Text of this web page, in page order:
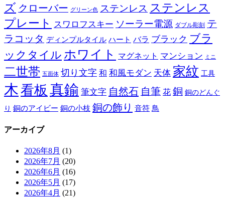
ズ クローバー グリーン色 ステンレス ステンレス
プレート スワロフスキー ソーラー電源 ダブル彫刻 テ
ラコッタ ディンプルタイル ハート バラ ブラック ブラ
ックタイル ホワイト マグネット マンション ミニ
二世帯 五面体 切り文字 和 和風モダン 天体 家紋 工具
木看板 真鍮 筆文字 自然石 自筆 花 銅 銅のどんぐ
り 銅のアイビー 銅の小枝 銅の飾り 音符 鳥
アーカイブ
2026年8月 (1)
2026年7月 (20)
2026年6月 (16)
2026年5月 (17)
2026年4月 (21)